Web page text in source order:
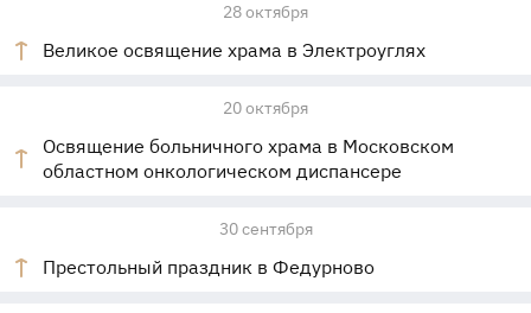
28 октября
Великое освящение храма в Электроуглях
20 октября
Освящение больничного храма в Московском
областном онкологическом диспансере
30 сентября
Престольный праздник в Федурново